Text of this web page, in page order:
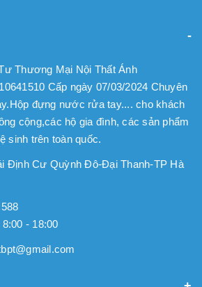
Thương Mại Nội Thất Ánh
Cấp ngày 07/03/2024 Chuyên
đựng nước rửa tay.... cho khách
cộng,các hộ gia đình, các sản phẩm
sinh trên toàn quốc.
Định Cư Quỳnh Đô-Đại Thanh-TP Hà
- 18:00